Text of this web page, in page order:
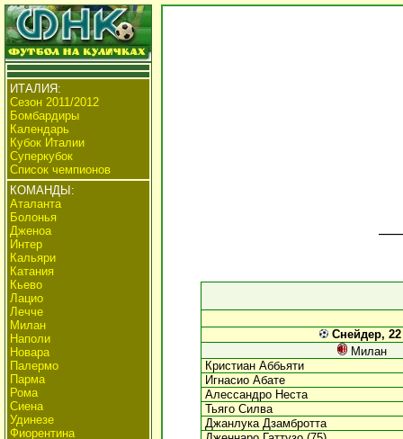
ИТАЛИЯ:
Сезон 2011/2012
Бомбардиры
Календарь
Кубок Италии
Суперкубок
Список чемпионов
КОМАНДЫ:
Аталанта
Болонья
Дженоа
Интер
Кальяри
Катания
Кьево
Лацио
Лечче
Милан
Наполи
Новара
Палермо
Парма
Рома
Сиена
Удинезе
Фиорентина
Снейдер, 22
Милан
Кристиан Аббьяти
Игнасио Абате
Алессандро Неста
Тьяго Силва
Джанлука Дзамбротта